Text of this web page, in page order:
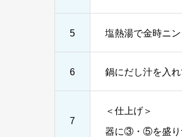
5 塩熱湯で金時ニ
6 鍋にだし汁を入
7
＜仕上げ＞
器に③・⑤を盛り